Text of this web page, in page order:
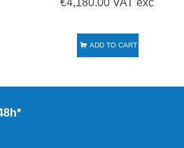
ADD TO CART